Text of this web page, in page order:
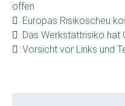
offen
Europas Risikoscheu
Das Werkstattrisiko hat
Vorsicht vor Links und